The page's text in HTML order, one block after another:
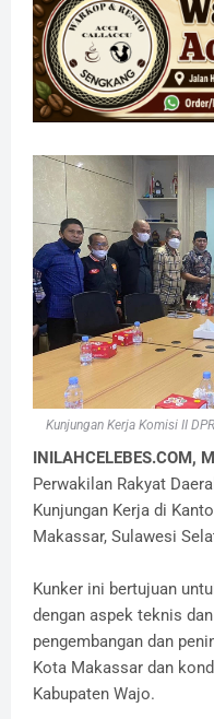
Kunjungan Kerja Komisi II
INILAHCELEBES.COM,
Perwakilan Rakyat
Kunjungan Kerja di
Makassar, Sulawesi
Kunker ini bertujuan
dengan aspek teknis
pengembangan dan
Kota Makassar dan
Kabupaten Wajo.